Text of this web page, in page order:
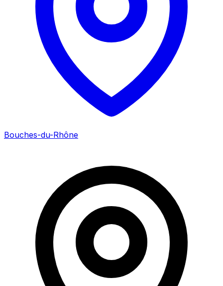
Bouches-du-Rhône